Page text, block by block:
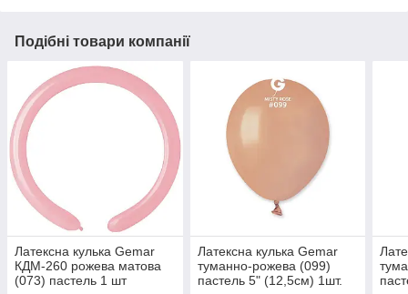
Подібні товари компанії
Латексна кулька Gemar
КДМ-260 рожева матова
(073) пастель 1 шт
Латексна кулька Gemar
туманно-рожева (099)
пастель 5" (12,5см) 1шт.